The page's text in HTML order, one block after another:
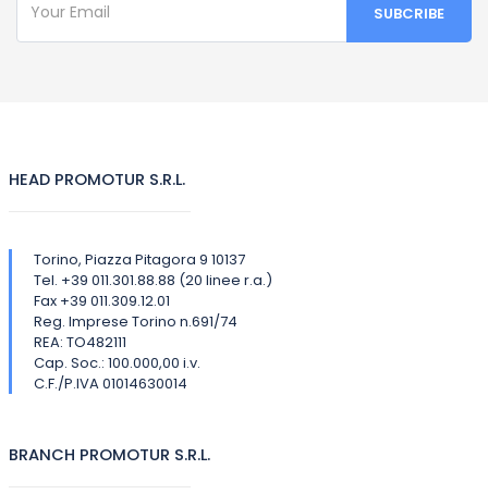
HEAD PROMOTUR S.R.L.
Torino, Piazza Pitagora 9 10137
Tel. +39 011.301.88.88 (20 linee r.a.)
Fax +39 011.309.12.01
Reg. Imprese Torino n.691/74
REA: TO482111
Cap. Soc.: 100.000,00 i.v.
C.F./P.IVA 01014630014
BRANCH PROMOTUR S.R.L.